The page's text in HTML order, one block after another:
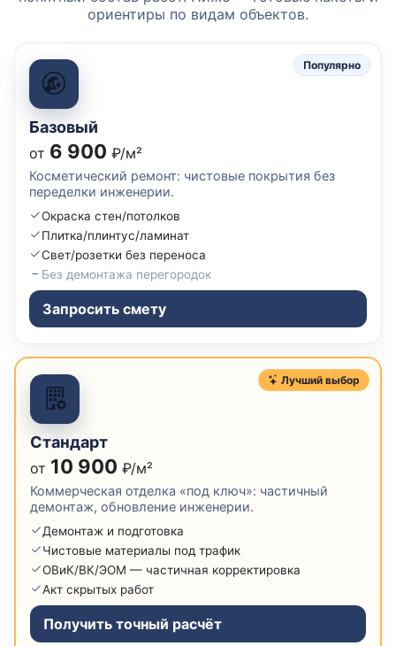
ориентиры по видам объектов.
Популярно
Базовый
от 6 900 ₽/м²
Косметический ремонт: чистовые покрытия без
переделки инженерии.
Окраска стен/потолков
Плитка/плинтус/ламинат
Свет/розетки без переноса
Без демонтажа перегородок
Запросить смету
Лучший выбор
Стандарт
от 10 900 ₽/м²
Коммерческая отделка «под ключ»: частичный
демонтаж, обновление инженерии.
Демонтаж и подготовка
Чистовые материалы под трафик
ОВиК/ВК/ЭОМ — частичная корректировка
Акт скрытых работ
Получить точный расчёт